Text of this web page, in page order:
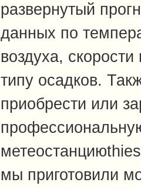
развернутый
данных по
воздуха,
типу осадков.
приобрести или
мы приготовили